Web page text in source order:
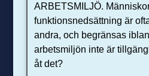
ARBETSMILJÖ.
funktionsnedsättning är
andra, och begränsas
arbetsmiljön inte är
åt det?